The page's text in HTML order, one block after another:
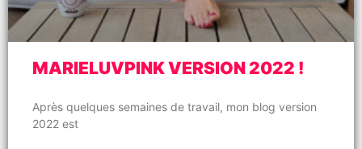
MARIELUVPINK VERSION 2022 !
Après quelques semaines de travail, mon blog version
2022 est